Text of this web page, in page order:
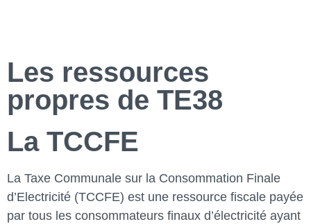
Les ressources
propres de TE38
La TCCFE
La Taxe Communale sur la Consommation Finale
d’Electricité (TCCFE) est une ressource fiscale payée
par tous les consommateurs finaux d’électricité ayant